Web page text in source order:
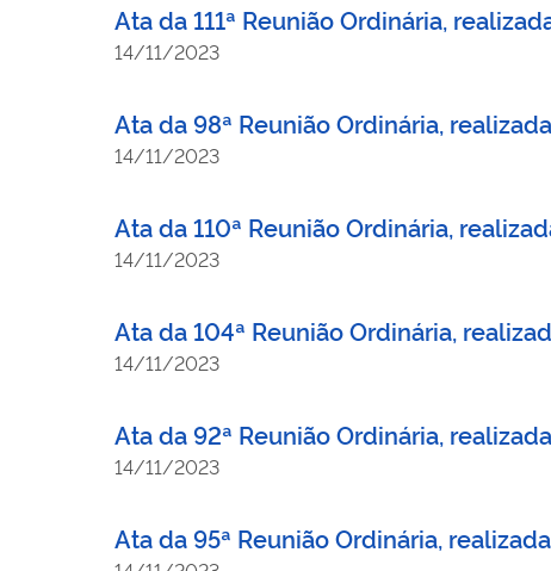
Ata da 111ª Reunião Ordinária,
14/11/2023
Ata da 98ª Reunião Ordinária,
14/11/2023
Ata da 110ª Reunião Ordinária,
14/11/2023
Ata da 104ª Reunião Ordinária,
14/11/2023
Ata da 92ª Reunião Ordinária,
14/11/2023
Ata da 95ª Reunião Ordinária,